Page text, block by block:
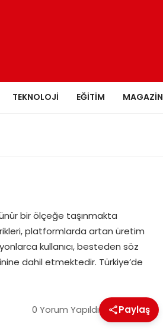
TEKNOLOJI EĞITIM MAGAZIN
bir ölçeğe taşınmakta
platformlarda artan üretim
kullanıcı, besteden söz
dahil etmektedir. Türkiye’de
0 Yorum Yapıldı Paylaş